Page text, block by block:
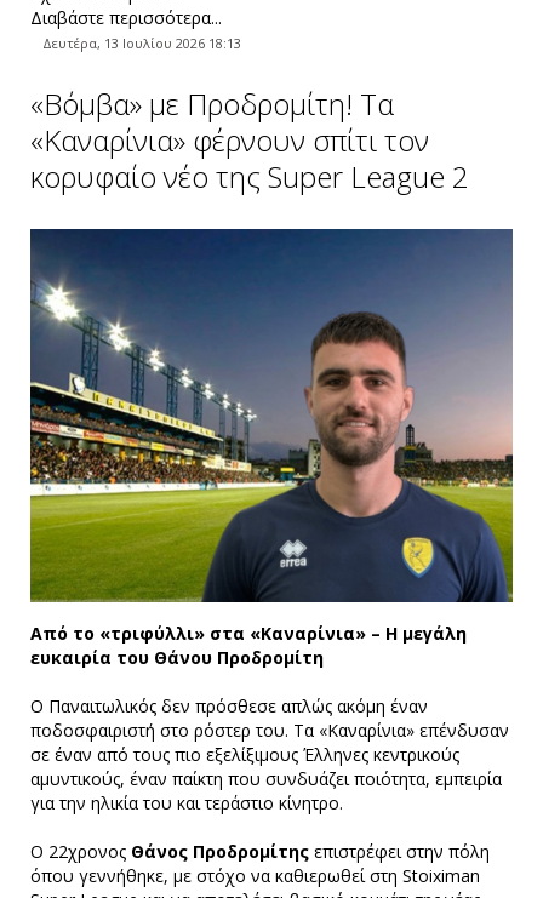
Διαβάστε περισσότερα...
Δευτέρα, 13 Ιουλίου 2026 18:13
«Βόμβα» με Προδρομίτη! Τα
«Καναρίνια» φέρνουν σπίτι τον
κορυφαίο νέο της Super League 2
Από το «τριφύλλι» στα «Καναρίνια» – Η μεγάλη
ευκαιρία του Θάνου Προδρομίτη
Ο Παναιτωλικός δεν πρόσθεσε απλώς ακόμη έναν
ποδοσφαιριστή στο ρόστερ του. Τα «Καναρίνια» επένδυσαν
σε έναν από τους πιο εξελίξιμους Έλληνες κεντρικούς
αμυντικούς, έναν παίκτη που συνδυάζει ποιότητα, εμπειρία
για την ηλικία του και τεράστιο κίνητρο.
Ο 22χρονος Θάνος Προδρομίτης επιστρέφει στην πόλη
όπου γεννήθηκε, με στόχο να καθιερωθεί στη Stoiximan